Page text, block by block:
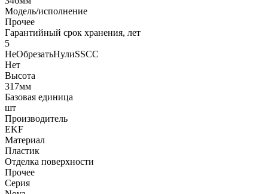
Модель/исполнение
Прочее
Гарантийный срок хранения, лет
5
НеОбрезатьНулиSSCC
Нет
Высота
317мм
Базовая единица
шт
Производитель
EKF
Материал
Пластик
Отделка поверхности
Прочее
Серия